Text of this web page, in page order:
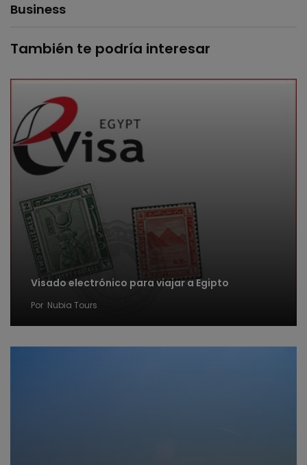
Business
También te podría interesar
Visado electrónico para viajar a Egipto
Por Nubia Tours